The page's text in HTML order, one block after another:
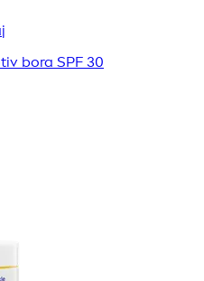
bora SPF 30